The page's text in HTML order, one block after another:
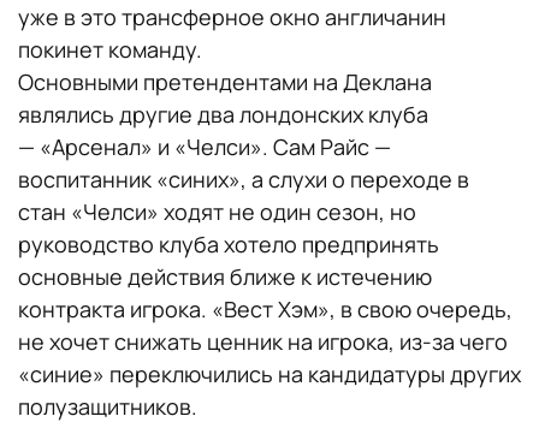
уже в это трансферное окно англичанин
покинет команду.
Основными претендентами на Деклана
являлись другие два лондонских клуба
— «Арсенал» и «Челси». Сам Райс —
воспитанник «синих», а слухи о переходе в
стан «Челси» ходят не один сезон, но
руководство клуба хотело предпринять
основные действия ближе к истечению
контракта игрока. «Вест Хэм», в свою очередь,
не хочет снижать ценник на игрока, из-за чего
«синие» переключились на кандидатуры других
полузащитников.